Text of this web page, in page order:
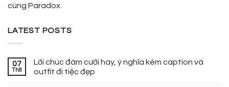
cùng Paradox.
LATEST POSTS
07
Th8
Lời chúc đám cưới hay, ý nghĩa kèm caption và
outfit đi tiệc đẹp